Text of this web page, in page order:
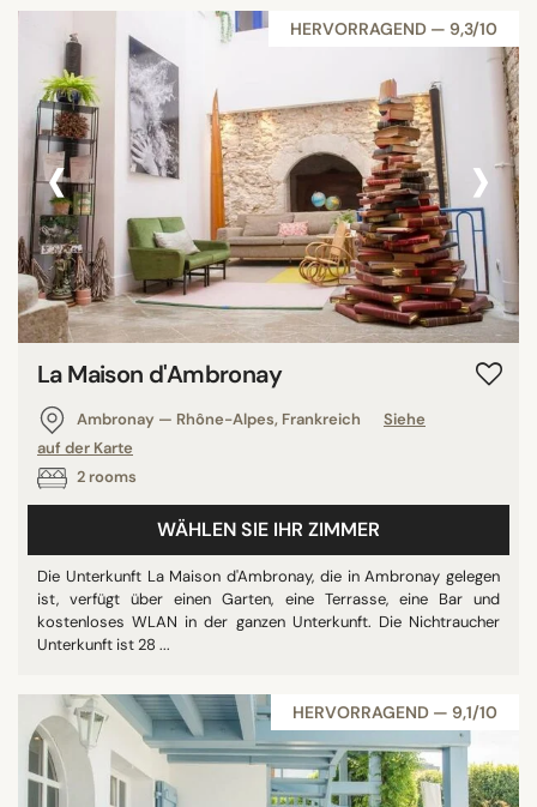
HERVORRAGEND — 9,3/10
‹ ›
La Maison d'Ambronay
Ambronay — Rhône-Alpes, Frankreich
Siehe
auf der Karte
2 rooms
WÄHLEN SIE IHR ZIMMER
Die Unterkunft La Maison d'Ambronay, die in Ambronay gelegen
ist, verfügt über einen Garten, eine Terrasse, eine Bar und
kostenloses WLAN in der ganzen Unterkunft. Die Nichtraucher
Unterkunft ist 28 ...
HERVORRAGEND — 9,1/10